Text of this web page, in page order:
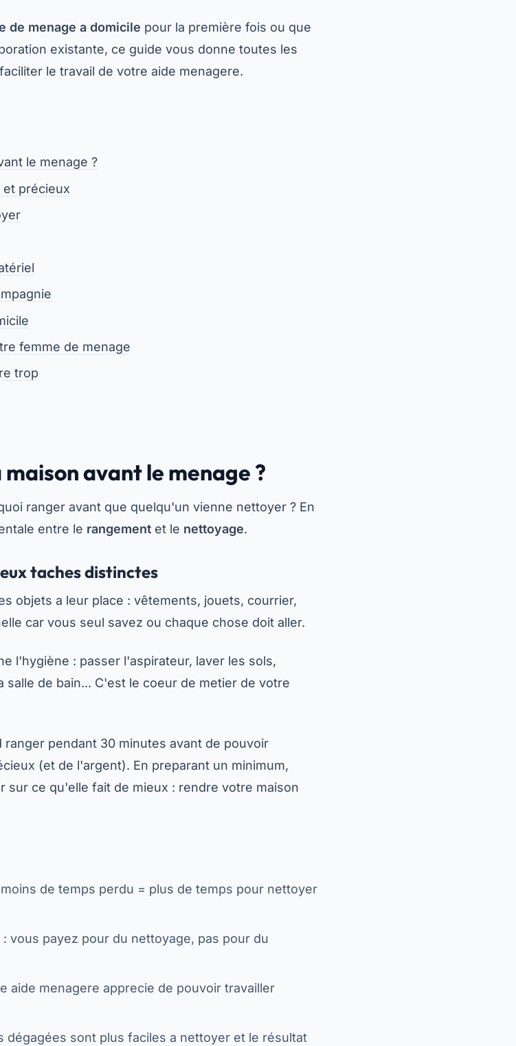
de menage a domicile pour la première fois ou que
existante, ce guide vous donne toutes les
le travail de votre aide menagere.
le menage ?
et précieux
femme de menage
trop
avant le menage ?
ranger avant que quelqu'un vienne nettoyer ? En
entre le rangement et le nettoyage.
taches distinctes
objets a leur place : vêtements, jouets, courrier,
car vous seul savez ou chaque chose doit aller.
l'hygiène : passer l'aspirateur, laver les sols,
de bain... C'est le coeur de metier de votre
pendant 30 minutes avant de pouvoir
(et de l'argent). En preparant un minimum,
sur ce qu'elle fait de mieux : rendre votre maison
de temps perdu = plus de temps pour nettoyer
: vous payez pour du nettoyage, pas pour du
aide menagere apprecie de pouvoir travailler
dégagées sont plus faciles a nettoyer et le résultat